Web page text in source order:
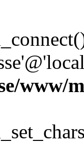
www/